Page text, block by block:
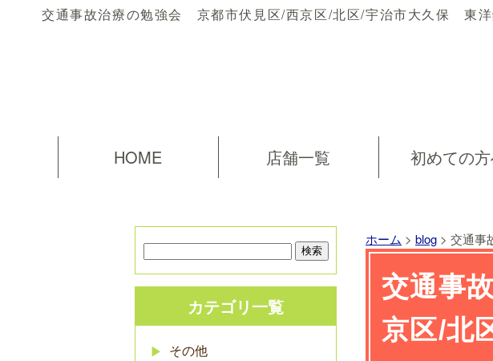
交通事故治療の勉強会 京都市伏見区/西京区/北区/宇治市大久保 東
HOME 店舗一覧 初めての
ホーム > blog > 交通事
交通事
京区/北
カテゴリ一覧
その他